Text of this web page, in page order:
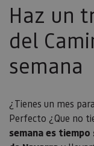
Haz un
del
semana
¿Tienes un mes
Perfecto ¿Que no
semana es